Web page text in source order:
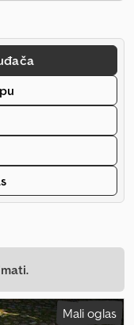
Mali oglas